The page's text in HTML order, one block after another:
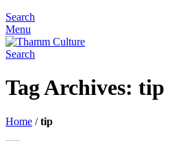
Search
Menu
Search
Tag Archives: tip
Home /tip